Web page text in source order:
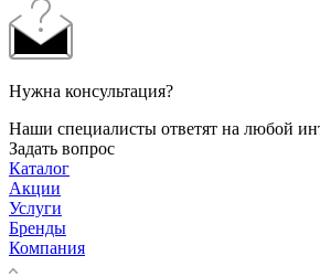
Нужна консультация?
Наши специалисты ответят на любой
Задать вопрос
Каталог
Акции
Услуги
Бренды
Компания